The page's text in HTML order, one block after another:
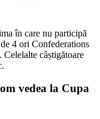
în care nu participă
4 ori Confederations
câștigătoare
vedea la Cupa